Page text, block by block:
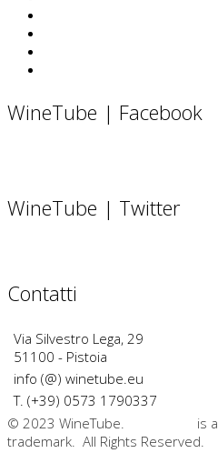
WineTube | Facebook
WineTube | Twitter
Contatti
Via Silvestro Lega, 29
51100 - Pistoia
info (@) winetube.eu
T. (+39) 0573 1790337
© 2023 WineTube.
is a
trademark. All Rights Reserved.